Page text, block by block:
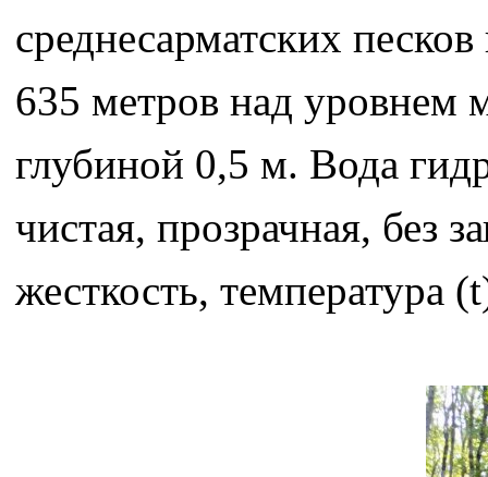
среднесарматских
635 метров над уровнем
глубиной 0,5 м. Вода
чистая, прозрачная, без
жесткость, температура